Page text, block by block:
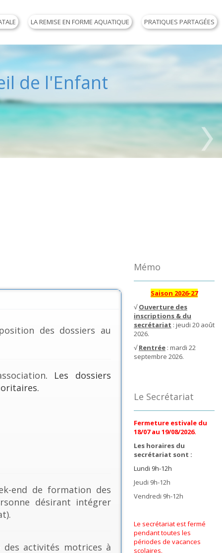
LA REMISE EN FORME AQUATIQUE PRATIQUES PARTAGÉES
de l'Enfant
des dossiers au
. Les dossiers
end de formation des
désirant intégrer
activités motrices à
Mémo
Saison 2026-27
√Ouverture des
inscriptions & du
secrétariat : jeudi 20 août
2026.
√Rentrée: mardi 22
septembre 2026.
Le Secrétariat
Fermeture estivale du
18/07 au 19/08/2026.
Les horaires du
secrétariat sont :
Lundi 9h-12h
Jeudi 9h-12h
Vendredi 9h-12h
Le secrétariat est fermé
pendant toutes les
périodes de vacances
scolaires.